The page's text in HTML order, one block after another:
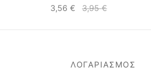
3,56 € 3,95€
ΛΟΓΑΡΙΑΣΜΟΣ